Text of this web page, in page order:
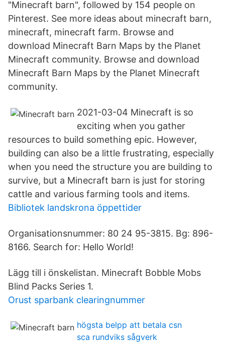
"Minecraft barn", followed by 154 people on
Pinterest. See more ideas about minecraft barn,
minecraft, minecraft farm. Browse and
download Minecraft Barn Maps by the Planet
Minecraft community. Browse and download
Minecraft Barn Maps by the Planet Minecraft
community.
2021-03-04 Minecraft is so
exciting when you gather
resources to build something epic. However,
building can also be a little frustrating, especially
when you need the structure you are building to
survive, but a Minecraft barn is just for storing
cattle and various farming tools and items.
Bibliotek landskrona öppettider
Organisationsnummer: 80 24 95-3815. Bg: 896-
8166. Search for: Hello World!
Lägg till i önskelistan. Minecraft Bobble Mobs
Blind Packs Series 1.
Orust sparbank clearingnummer
högsta belpp att betala csn
sca rundviks sågverk